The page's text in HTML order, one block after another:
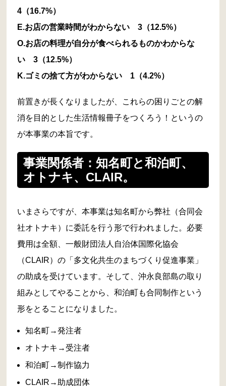
4（16.7%）
E.お店の営業時間がわからない 3（12.5%）
O.お店の料理が自分が食べられるものかわからな
い 3（12.5%）
K.ゴミの捨て方がわからない 1（4.2%）
前置きが長くなりましたが、これらの困りごとの解
消を目的とした生活情報冊子をつくろう！というの
が本事業の本旨です。
事業関係者：知名町と和泊町、
オトナキ、CLAIR。
いまさらですが、本事業は知名町から弊社（合同会
社オトナキ）に委託を行う形で行われました。必要
費用は全額、一般財団法人自治体国際化協会
（CLAIR）の「多文化共生のまちづくり促進事業」
の助成を受けています。そして、沖永良部島の取り
組みとしてやることから、和泊町も合同制作という
形をとることになりました。
知名町→発注者
オトナキ→受注者
和泊町→制作協力
CLAIR→助成団体